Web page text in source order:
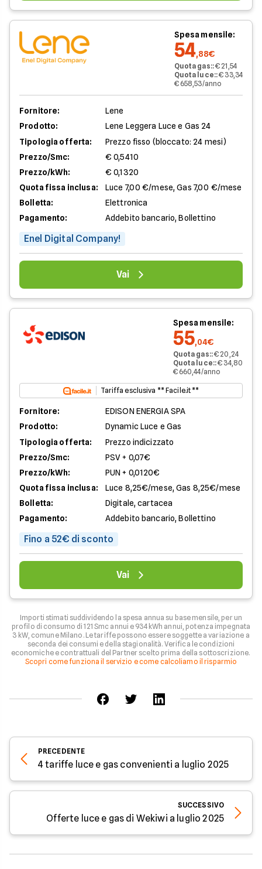
Spesa mensile:
54,88€
Quota gas::€ 21,54
Quota luce::€ 33,34
€ 658,53/anno
Fornitore:
Lene
Prodotto:
Lene Leggera Luce e Gas 24
Tipologia offerta:
Prezzo fisso (bloccato: 24 mesi)
Prezzo/Smc:
€ 0,5410
Prezzo/kWh:
€ 0,1320
Quota fissa inclusa:
Luce 7,00 €/mese, Gas 7,00 €/mese
Bolletta:
Elettronica
Pagamento:
Addebito bancario, Bollettino
Enel Digital Company!
Vai
Spesa mensile:
55,04€
Quota gas::€ 20,24
Quota luce::€ 34,80
€ 660,44/anno
Tariffa esclusiva ** Facile.it **
Fornitore:
EDISON ENERGIA SPA
Prodotto:
Dynamic Luce e Gas
Tipologia offerta:
Prezzo indicizzato
Prezzo/Smc:
PSV + 0,07€
Prezzo/kWh:
PUN + 0,0120€
Quota fissa inclusa:
Luce 8,25€/mese, Gas 8,25€/mese
Bolletta:
Digitale, cartacea
Pagamento:
Addebito bancario, Bollettino
Fino a 52€ di sconto
Vai
Importi stimati suddividendo la spesa annua su base mensile, per un
profilo di consumo di 121 Smc annui e 934 kWh annui, potenza impegnata
3 kW, comune Milano. Le tariffe possono essere soggette a variazione a
seconda dei consumi e della stagionalità. Verifica le condizioni
economiche e contrattuali del Partner scelto prima della sottoscrizione.
Scopri come funziona il servizio e come calcoliamo il risparmio
PRECEDENTE
4 tariffe luce e gas convenienti a luglio 2025
SUCCESSIVO
Offerte luce e gas di Wekiwi a luglio 2025